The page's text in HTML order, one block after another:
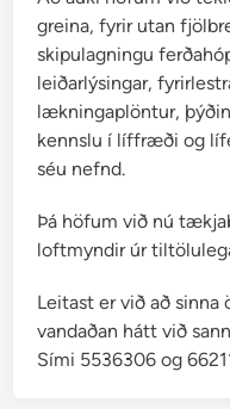
greina, fyrir utan
skipulagningu
leiðarlýsingar,
lækningaplöntur,
kennslu í líffræði og
séu nefnd.
Þá höfum við nú
loftmyndir úr
Leitast er við að
vandaðan hátt við
Sími 5536306 og